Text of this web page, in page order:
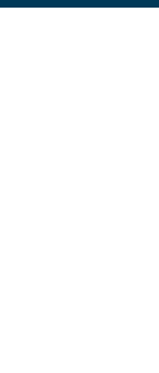
22.38 m²